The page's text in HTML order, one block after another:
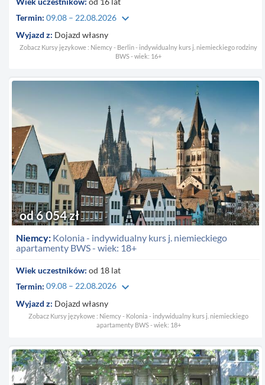
Termin: 09.08 – 22.08.2026 keyboard_arrow_down
Wyjazd z: Dojazd własny
Zobacz Kursy językowe : Niemcy - Berlin - indywidualny kurs j. niemieckiego rodziny
BWS - wiek: 16+
Niemcy: Kolonia - indywidualny kurs j. niemieckiego
apartamenty BWS - wiek: 18+
od 6 054 zł
Wiek uczestników: od 18 lat
Termin: 09.08 – 22.08.2026 keyboard_arrow_down
Wyjazd z: Dojazd własny
Zobacz Kursy językowe : Niemcy - Kolonia - indywidualny kurs j. niemieckiego
apartamenty BWS - wiek: 18+